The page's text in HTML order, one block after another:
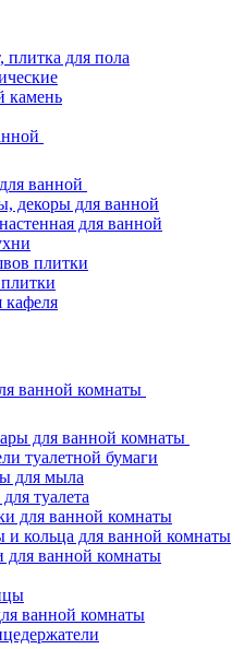
плитка для пола
камень
ванной
декоры для ванной
для ванной
плитки
кафеля
ванной комнаты
для ванной комнаты
туалетной бумаги
для мыла
туалета
для ванной комнаты
и кольца для ванной комнаты
для ванной комнаты
ванной комнаты